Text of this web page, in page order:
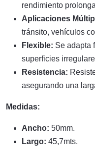
rendimiento
Aplicaciones
tránsito, vehículos
Flexible: Se adapta
superficies
Resistencia:
asegurando una
Medidas:
Ancho: 50mm.
Largo: 45,7mts.